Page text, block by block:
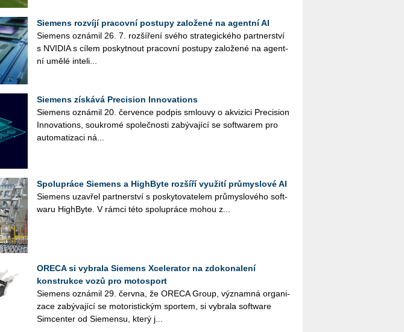
Siemens rozvíjí pracovní postupy založené na agentní AI
Sie­mens ozná­mil 26. 7. roz­ší­ře­ní svého stra­te­gic­ké­ho part­ner­ství
s NVI­DIA s cílem po­skyt­nout pra­cov­ní po­stu­py za­lo­že­né na agent­
ní umělé in­te­li­...
Siemens získává Precision Innovations
Sie­mens ozná­mil 20. čer­ven­ce pod­pis smlou­vy o akvi­zi­ci Pre­ci­si­on
In­no­vati­ons, sou­kro­mé spo­leč­nos­ti za­bý­va­jí­cí se soft­warem pro
au­to­ma­ti­za­ci ná­...
Spolupráce Siemens a HighByte rozšíří využití průmyslové AI
Sie­mens uza­vřel part­ner­ství s po­sky­to­va­te­lem prů­mys­lo­vé­ho soft­
wa­ru HighBy­te. V rámci této spo­lu­prá­ce mohou z...
ORECA si vybrala Siemens Xcelerator na zdokonalení
konstrukce vozů pro motosport
Sie­mens ozná­mil 29. červ­na, že ORE­CA Group, vý­znam­ná or­ga­ni­
za­ce za­bý­va­jí­cí se mo­to­ris­tic­kým spor­tem, si vy­bra­la soft­ware
Sim­cen­ter od Sie­men­su, který j...